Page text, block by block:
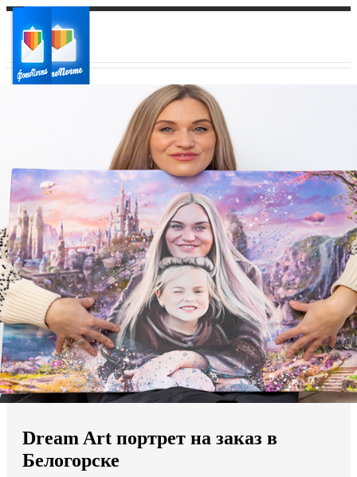
Ваш регион доставки
Выберите из списка:
Мы доставляем по всему миру
Продолжить без города
Dream Art портрет на заказ в
Белогорске